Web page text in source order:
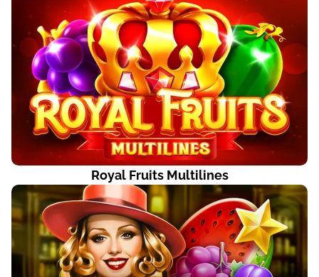
Royal Fruits Multilines